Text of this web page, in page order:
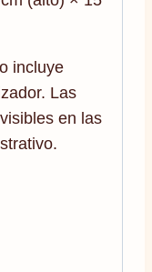
incluye
Las
en las